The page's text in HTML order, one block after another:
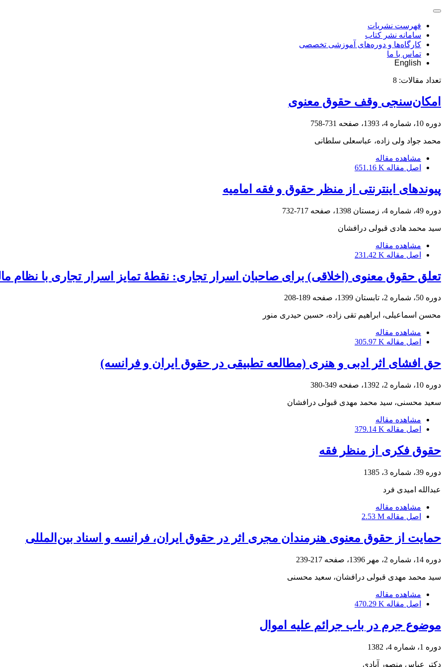
فهرست نشریات
سامانه نشر کتاب
کارگاه‌ها و دوره‌های آموزشی تخصصی
تماس با ما
English
تعداد مقالات: 8
امکان‌سنجی وقف حقوق معنوی
دوره 10، شماره 4، 1393، صفحه 731-758
محمد جواد ولی زاده، عباسعلی سلطانی
مشاهده مقاله
اصل مقاله 651.16 K
پیوندهای اینترنتی از منظر حقوق و فقه امامیه
دوره 49، شماره 4، زمستان 1398، صفحه 717-732
سید محمد هادی قبولی درافشان
مشاهده مقاله
اصل مقاله 231.42 K
تعلق حقوق معنوی (اخلاقی) برای صاحبان اسرار تجاری: نقطۀ تمایز اسرار تجاری با نظام
دوره 50، شماره 2، تابستان 1399، صفحه 189-208
محسن اسماعیلی، ابراهیم تقی زاده، حسین حیدری منور
مشاهده مقاله
اصل مقاله 305.97 K
حق افشای اثر ادبی و هنری (مطالعه تطبیقی در حقوق ایران و فرانسه)
دوره 10، شماره 2، 1392، صفحه 349-380
سعید محسنی، سید محمد مهدی قبولی درافشان
مشاهده مقاله
اصل مقاله 379.14 K
حقوق فکری از منظر فقه
دوره 39، شماره 3، 1385
عبدالله امیدی فرد
مشاهده مقاله
اصل مقاله 2.53 M
حمایت از حقوق معنوی هنرمندان مجری اثر در حقوق ایران، فرانسه و اسناد بین‌المللی
دوره 14، شماره 2، مهر 1396، صفحه 217-239
سید محمد مهدی قبولی درافشان، سعید محسنی
مشاهده مقاله
اصل مقاله 470.29 K
موضوع جرم در باب جرائم علیه اموال
دوره 1، شماره 4، 1382
دکتر عباس منصور آبادی